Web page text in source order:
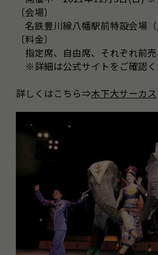
〔会場〕
名鉄豊川線八幡駅前特設会場（
〔料金〕
指定席、自由席、それぞれ前
※詳細は公式サイトをご確認く
詳しくはこちら⇒木下大サーカス